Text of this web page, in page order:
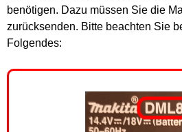
benötigen. Dazu müssen Sie die
zurücksenden. Bitte beachten Sie
Folgendes: